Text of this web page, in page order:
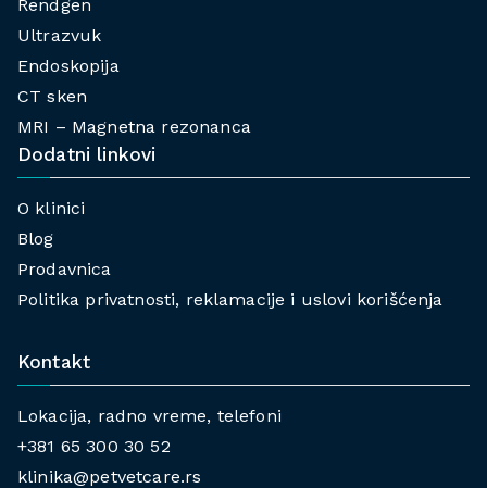
Rendgen
Ultrazvuk
Endoskopija
CT sken
MRI – Magnetna rezonanca
Dodatni linkovi
O klinici
Blog
Prodavnica
Politika privatnosti, reklamacije i uslovi korišćenja
Kontakt
Lokacija, radno vreme, telefoni
+381 65 300 30 52
klinika@petvetcare.rs